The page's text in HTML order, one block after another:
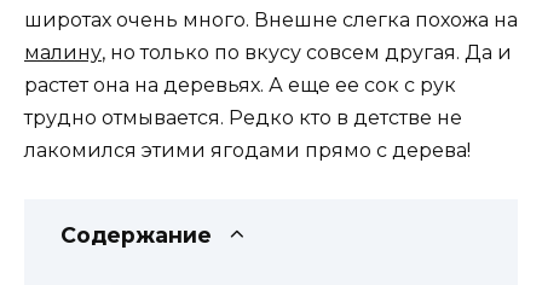
широтах очень много. Внешне слегка похожа на
малину, но только по вкусу совсем другая. Да и
растет она на деревьях. А еще ее сок с рук
трудно отмывается. Редко кто в детстве не
лакомился этими ягодами прямо с дерева!
Содержание